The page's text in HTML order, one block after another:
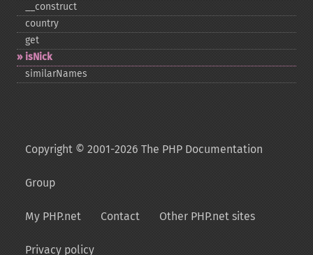
_​_​construct
country
get
isNick
similarNames
Copyright © 2001-2026 The PHP Documentation
Group
My PHP.net Contact Other PHP.net sites
Privacy policy